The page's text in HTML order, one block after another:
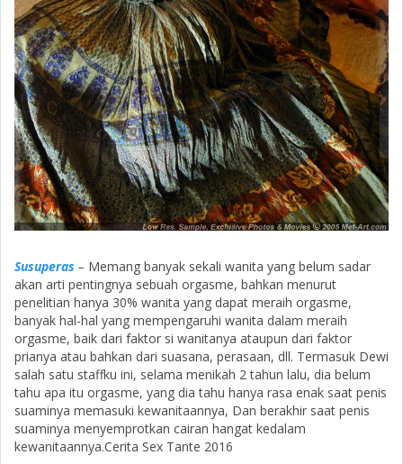
Susuperas – Memang banyak sekali wanita yang belum sadar
akan arti pentingnya sebuah orgasme, bahkan menurut
penelitian hanya 30% wanita yang dapat meraih orgasme,
banyak hal-hal yang mempengaruhi wanita dalam meraih
orgasme, baik dari faktor si wanitanya ataupun dari faktor
prianya atau bahkan dari suasana, perasaan, dll. Termasuk Dewi
salah satu staffku ini, selama menikah 2 tahun lalu, dia belum
tahu apa itu orgasme, yang dia tahu hanya rasa enak saat penis
suaminya memasuki kewanitaannya, Dan berakhir saat penis
suaminya menyemprotkan cairan hangat kedalam
kewanitaannya.Cerita Sex Tante 2016